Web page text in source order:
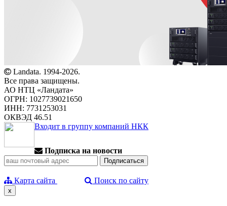
Landata. 1994-2026.
Все права защищены.
АО НТЦ «Ландата»
ОГРН: 1027739021650
ИНН: 7731253031
ОКВЭД 46.51
Входит в группу компаний НКК
Подписка на новости
Карта сайта Поиск по сайту
x